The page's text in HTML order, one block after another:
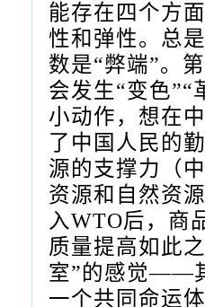
能存在四个方
性和弹性。总
数是“弊端”。
会发生“变色”“
小动作，想在
了中国人民的
源的支撑力（
资源和自然资
入WTO后，商
质量提高如此
室”的感觉——
一个共同命运